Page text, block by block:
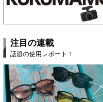
注目の連載
話題の使用レポート！